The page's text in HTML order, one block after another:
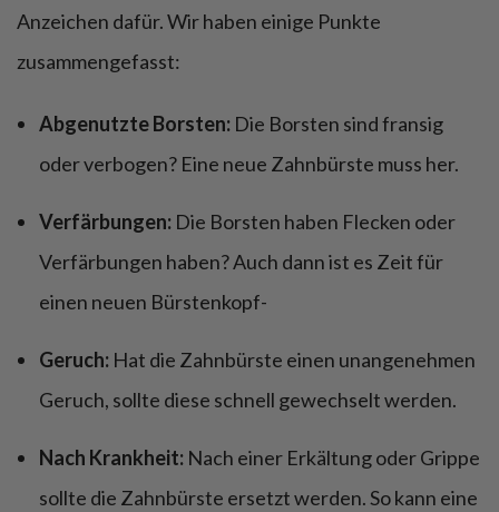
Anzeichen dafür. Wir haben einige Punkte
zusammengefasst:
Abgenutzte Borsten: Die Borsten sind fransig
oder verbogen? Eine neue Zahnbürste muss her.
Verfärbungen: Die Borsten haben Flecken oder
Verfärbungen haben? Auch dann ist es Zeit für
einen neuen Bürstenkopf-
Geruch: Hat die Zahnbürste einen unangenehmen
Geruch, sollte diese schnell gewechselt werden.
Nach Krankheit: Nach einer Erkältung oder Grippe
sollte die Zahnbürste ersetzt werden. So kann eine